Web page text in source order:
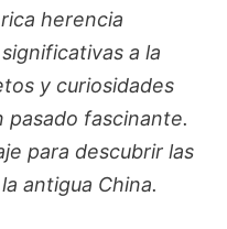
herencia
a la
y curiosidades
pasado fascinante.
para descubrir las
antigua China.